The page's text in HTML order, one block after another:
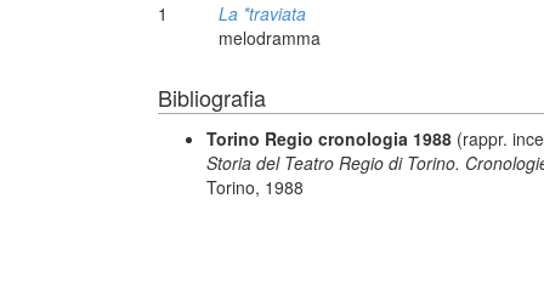
1
La *traviata
melodramma
Bibliografia
Torino Regio cronologia 1988 (rappr.
Storia del Teatro Regio di Torino.
Torino, 1988